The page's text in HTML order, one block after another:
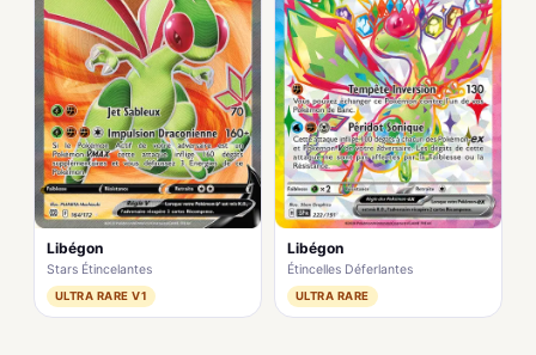
Libégon
Stars Étincelantes
ULTRA RARE V1
Libégon
Étincelles Déferlantes
ULTRA RARE